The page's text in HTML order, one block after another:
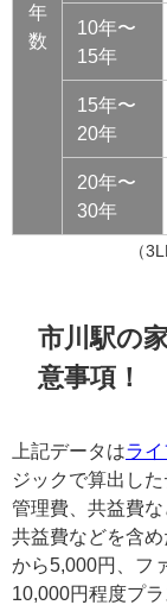
年
数
10年〜
15年
15年〜
20年
20年〜
30年
（
市川駅の
意事項！
上記データはラ
ジックで算出した
管理費、共益費な
共益費などを含
から5,000円、フ
10,000円程度プ